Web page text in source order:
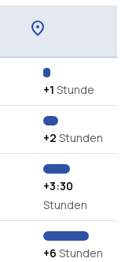
location_on
+1 Stunde
+2 Stunden
+3:30
Stunden
+6 Stunden